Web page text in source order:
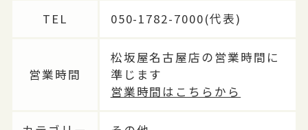
TEL 050-1782-7000(代表)
営業時間
松坂屋名古屋店の営業時間に
準じます
営業時間はこちらから